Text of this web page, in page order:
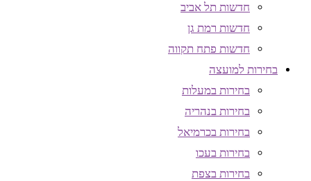
חדשות תל אביב
חדשות רמת גן
חדשות פתח תקווה
בחירות למועצה
בחירות במעלות
בחירות בנהריה
בחירות בכרמיאל
בחירות בעכו
בחירות בצפת